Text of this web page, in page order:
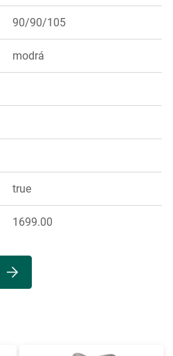
90/90/105
modrá
true
1699.00